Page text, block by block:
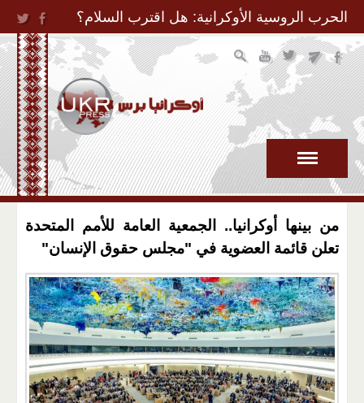
Jump to Navigation
الحرب الروسية الأوكرانية: هل اقترب السلام؟
من بينها أوكرانيا.. الجمعية العامة للأمم المتحدة
تعلن قائمة العضوية في "مجلس حقوق الإنسان"